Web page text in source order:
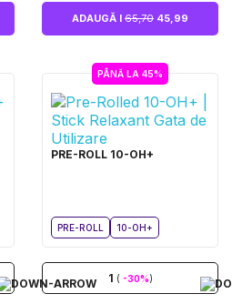
ADAUGĂ I 65,70 45,99
PÂNĂ LA 45%
PRE-ROLL 10-OH+
PRE-ROLL 10-OH+
1 ( -30%)